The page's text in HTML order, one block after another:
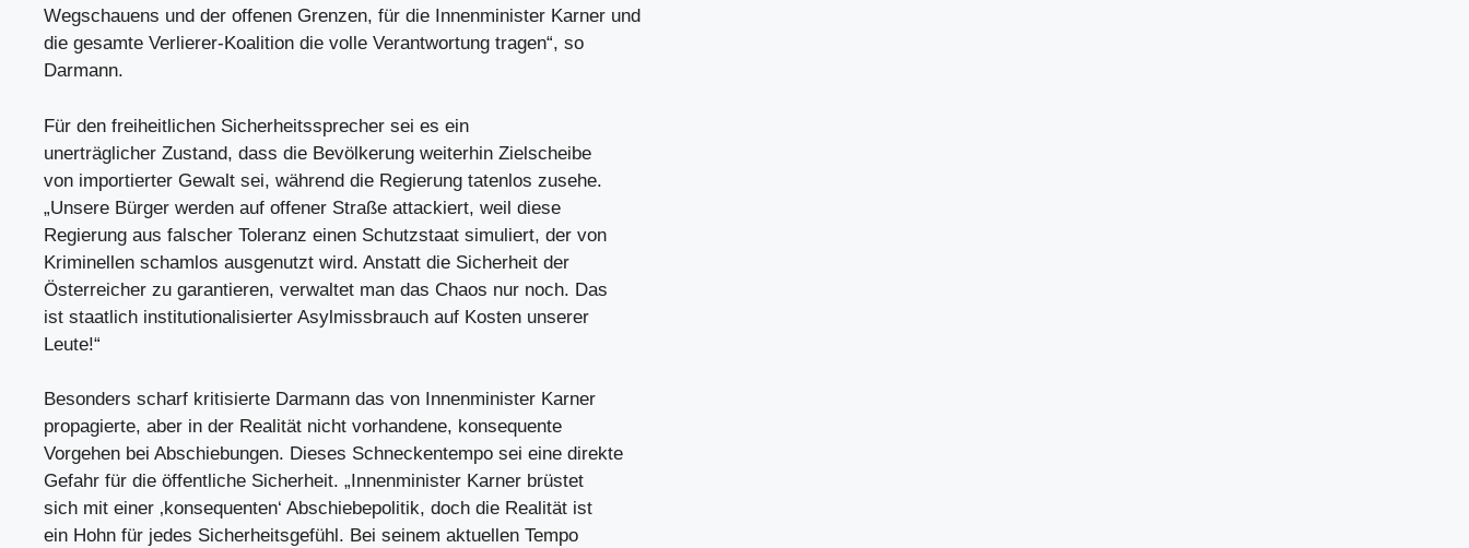
Wegschauens und der offenen Grenzen, für die Innenminister Karner und
die gesamte Verlierer-Koalition die volle Verantwortung tragen“, so
Darmann.
Für den freiheitlichen Sicherheitssprecher sei es ein
unerträglicher Zustand, dass die Bevölkerung weiterhin Zielscheibe
von importierter Gewalt sei, während die Regierung tatenlos zusehe.
„Unsere Bürger werden auf offener Straße attackiert, weil diese
Regierung aus falscher Toleranz einen Schutzstaat simuliert, der von
Kriminellen schamlos ausgenutzt wird. Anstatt die Sicherheit der
Österreicher zu garantieren, verwaltet man das Chaos nur noch. Das
ist staatlich institutionalisierter Asylmissbrauch auf Kosten unserer
Leute!“
Besonders scharf kritisierte Darmann das von Innenminister Karner
propagierte, aber in der Realität nicht vorhandene, konsequente
Vorgehen bei Abschiebungen. Dieses Schneckentempo sei eine direkte
Gefahr für die öffentliche Sicherheit. „Innenminister Karner brüstet
sich mit einer ‚konsequenten‘ Abschiebepolitik, doch die Realität ist
ein Hohn für jedes Sicherheitsgefühl. Bei seinem aktuellen Tempo